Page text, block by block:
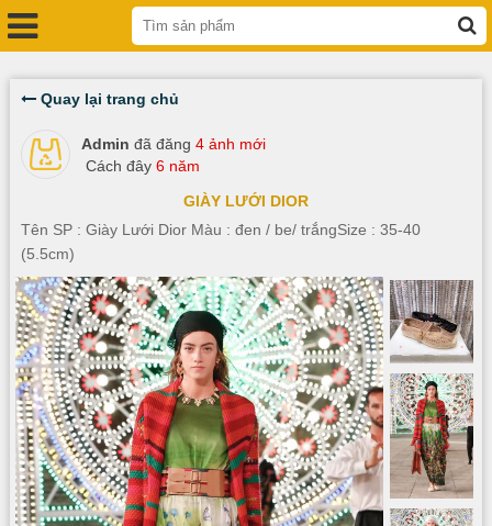
Quay lại trang chủ
Admin đã đăng 4 ảnh mới
Cách đây 6 năm
GIÀY LƯỚI DIOR
Tên SP : Giày Lưới Dior Màu : đen / be/ trắngSize : 35-40
(5.5cm)